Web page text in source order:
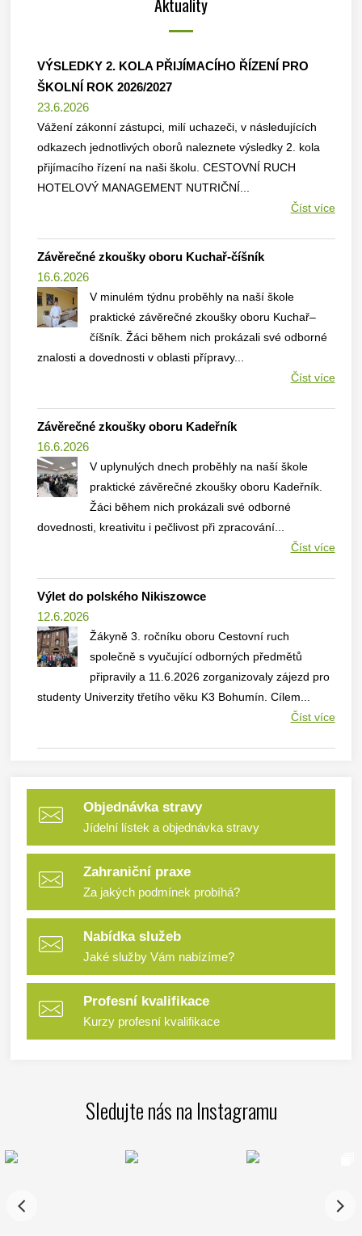
Aktuality
VÝSLEDKY 2. KOLA PŘIJÍMACÍHO ŘÍZENÍ PRO
ŠKOLNÍ ROK 2026/2027
23.6.2026
Vážení zákonní zástupci, milí uchazeči, v následujících
odkazech jednotlivých oborů naleznete výsledky 2. kola
přijímacího řízení na naši školu. CESTOVNÍ RUCH
HOTELOVÝ MANAGEMENT NUTRIČNÍ...
Číst více
Závěrečné zkoušky oboru Kuchař-číšník
16.6.2026
V minulém týdnu proběhly na naší škole
praktické závěrečné zkoušky oboru Kuchař–
číšník. Žáci během nich prokázali své odborné
znalosti a dovednosti v oblasti přípravy...
Číst více
Závěrečné zkoušky oboru Kadeřník
16.6.2026
V uplynulých dnech proběhly na naší škole
praktické závěrečné zkoušky oboru Kadeřník.
Žáci během nich prokázali své odborné
dovednosti, kreativitu i pečlivost při zpracování...
Číst více
Výlet do polského Nikiszowce
12.6.2026
Žákyně 3. ročníku oboru Cestovní ruch
společně s vyučující odborných předmětů
připravily a 11.6.2026 zorganizovaly zájezd pro
studenty Univerzity třetího věku K3 Bohumín. Cílem...
Číst více
Objednávka stravy
Jídelní lístek a objednávka stravy
Zahraniční praxe
Za jakých podmínek probíhá?
Nabídka služeb
Jaké služby Vám nabízíme?
Profesní kvalifikace
Kurzy profesní kvalifikace
Sledujte nás na Instagramu